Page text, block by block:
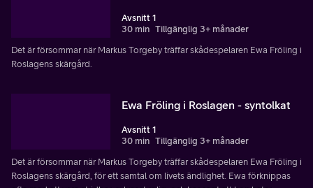
Avsnitt 1
30 min Tillgänglig 3+ månader
Det är försommar när Markus Torgeby träffar skådespelaren Ewa Fröling i
Roslagens skärgård.
Ewa Fröling i Roslagen - syntolkat
Avsnitt 1
30 min Tillgänglig 3+ månader
Det är försommar när Markus Torgeby träffar skådespelaren Ewa Fröling i
Roslagens skärgård, för ett samtal om livets ändlighet. Ewa förknippas